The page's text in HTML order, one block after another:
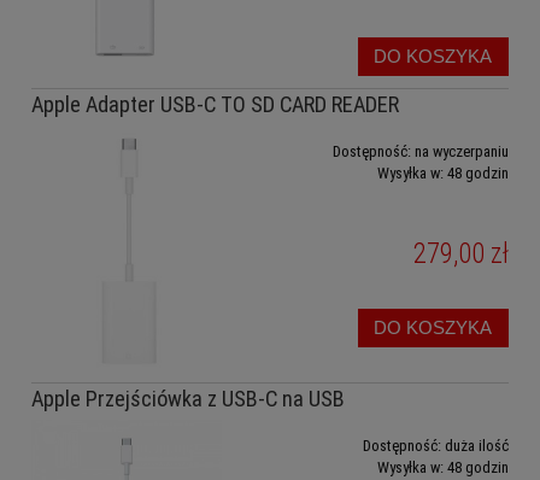
DO KOSZYKA
Apple Adapter USB-C TO SD CARD READER
Dostępność: na wyczerpaniu
Wysyłka w: 48 godzin
279,00 zł
DO KOSZYKA
Apple Przejściówka z USB-C na USB
Dostępność: duża ilość
Wysyłka w: 48 godzin